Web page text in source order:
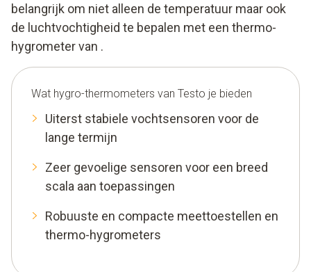
belangrijk om niet alleen de temperatuur maar ook
de luchtvochtigheid te bepalen met een thermo-
hygrometer van .
Wat hygro-thermometers van Testo je bieden
Uiterst stabiele vochtsensoren voor de
lange termijn
Zeer gevoelige sensoren voor een breed
scala aan toepassingen
Robuuste en compacte meettoestellen en
thermo-hygrometers